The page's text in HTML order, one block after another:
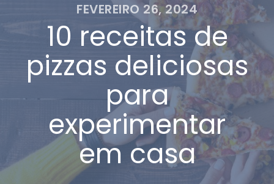
FEVEREIRO 26, 2024
10 receitas de
pizzas deliciosas
para
experimentar
em casa